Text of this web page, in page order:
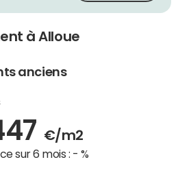
à Alloue
anciens
€/m2
sur 6 mois : - %